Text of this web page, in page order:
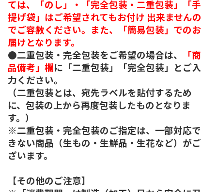
ては、「のし」・「完全包装・二重包装」「手
提げ袋」はご希望されてもお付け 出来ませんの
でご容赦ください。また、「簡易包装」でのお
届けとなります。
●二重包装・完全包装をご希望の場合は、
「商
品備考」欄に「二重包装」「完全包装」とご入
力ください。
（二重包装とは、宛先ラベルを貼付するため
に、包装の上から再度包装したものとなりま
す。）
※二重包装・完全包装のご指定は、一部対応で
きない商品（生もの・生鮮品・生花など）がご
ざいます。
【その他のご注意】